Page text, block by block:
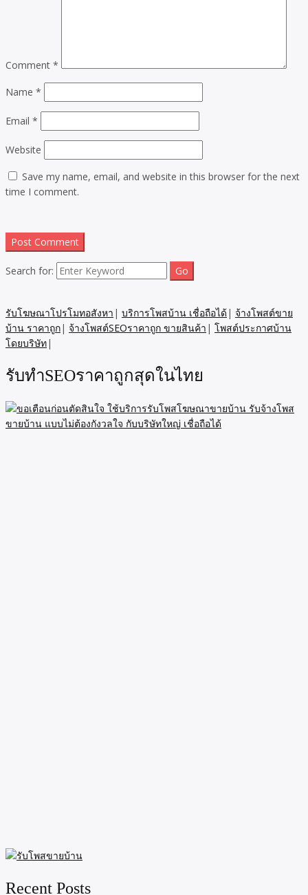
Comment *
Name *
Email *
Website
Save my name, email, and website in this browser for the next
time I comment.
Search for:
รับโฆษณาโปรโมทอสังหา | บริการโพสบ้าน เชื่อถือได้| จ้างโพสต์ขาย
บ้าน ราคาถูก| จ้างโพสต์SEOราคาถูก ขายสินค้า | โพสต์ประกาศบ้าน
โดยบริษัท|
รับทำSEOราคาถูกสุดในไทย
Recent Posts